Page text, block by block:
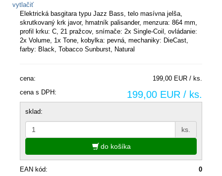
vytlačiť
Elektrická basgitara typu Jazz Bass, telo masívna jelša,
skrutkovaný krk javor, hmatník palisander, menzura: 864 mm,
profil krku: C, 21 pražcov, snímače: 2x Single-Coil, ovládanie:
2x Volume, 1x Tone, kobylka: pevná, mechaniky: DieCast,
farby: Black, Tobacco Sunburst, Natural
cena:
199,00 EUR / ks.
cena s DPH:
199,00 EUR / ks.
sklad:
ks.
do košíka
EAN kód:
0